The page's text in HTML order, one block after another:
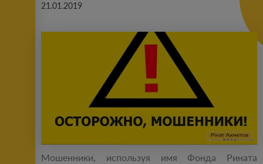
21.01.2019
Мошенники, используя имя Фонда Рината